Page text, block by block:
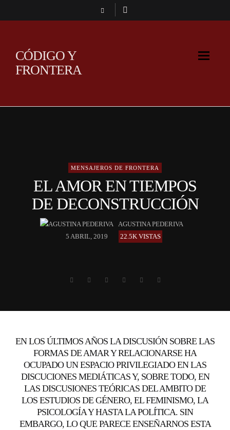
CÓDIGO Y
FRONTERA
MENSAJEROS DE FRONTERA
EL AMOR EN TIEMPOS
DE DECONSTRUCCIÓN
AGUSTINA PEDERIVA
5 ABRIL, 2019
22.5K VISTAS
EN LOS ÚLTIMOS AÑOS LA DISCUSIÓN SOBRE LAS
FORMAS DE AMAR Y RELACIONARSE HA
OCUPADO UN ESPACIO PRIVILEGIADO EN LAS
DISCUCIONES MEDIÁTICAS Y, SOBRE TODO, EN
LAS DISCUSIONES TEÓRICAS DEL AMBITO DE
LOS ESTUDIOS DE GÉNERO, EL FEMINISMO, LA
PSICOLOGÍA Y HASTA LA POLÍTICA. SIN
EMBARGO, LO QUE PARECE ENSEÑARNOS ESTA